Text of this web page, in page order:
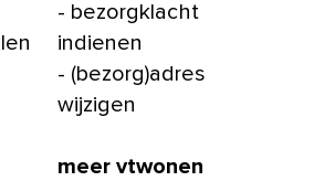
- bezorgklacht
indienen
- (bezorg)adres
wijzigen
meer vtwonen